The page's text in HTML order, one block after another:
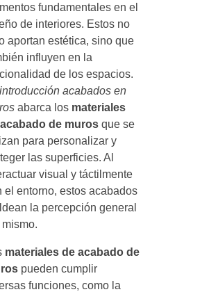
fundamentales en el
de interiores. Estos no
aportan estética, sino que
influyen en la
de los espacios.
introducción acabados en
abarca los materiales
de murosque se
para personalizar y
las superficies. Al
visual y táctilmente
el entorno, estos acabados
la percepción general
materiales de acabado de
pueden cumplir
funciones, como la